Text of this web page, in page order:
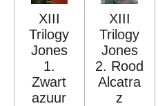
XIII
Trilogy
Jones
1.
Zwart
azuur
XIII
Trilogy
Jones
2. Rood
Alcatra
z